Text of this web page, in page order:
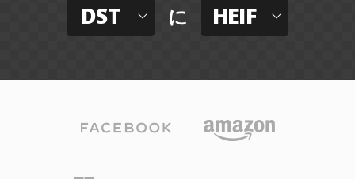
DST に HEIF